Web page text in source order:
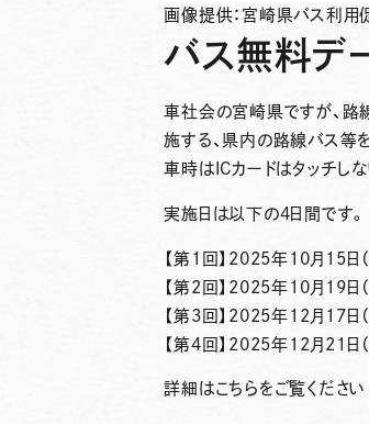
画像提供：宮崎県バス利用
バス無料デ
車社会の宮崎県ですが、路
施する、県内の路線バス等
車時はICカードはタッチし
実施日は以下の4日間です。
【第1回】2025年10月15日（
【第2回】2025年10月19日（
【第3回】2025年12月17日（
【第4回】2025年12月21日（
詳細はこちらをご覧ください